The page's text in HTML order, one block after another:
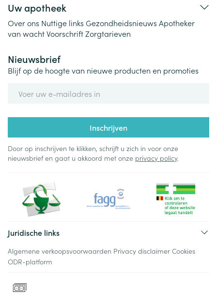
Uw apotheek
Over ons Nuttige links Gezondheidsnieuws Apotheker
van wachtVoorschriftZorgtarieven
Nieuwsbrief
Blijf op de hoogte van nieuwe producten en promoties
Inschrijven
Door op inschrijven te klikken, schrijft u zich in voor onze
nieuwsbrief en gaat u akkoord met onze privacy policy.
Juridische links
Algemene verkoopsvoorwaarden Privacy disclaimer Cookies
ODR-platform